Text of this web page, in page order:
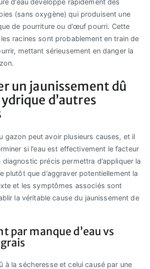
d’eau développe rapidement des
(sans oxygène) qui produisent une
de pourriture ou d’œuf pourri. Cette
racines sont probablement en train de
mettant sérieusement en danger la
un jaunissement dû
d’autres
gazon peut avoir plusieurs causes, et il
si l’eau est effectivement le facteur
précis permettra d’appliquer la
plutôt que d’aggraver potentiellement la
et les symptômes associés sont
la véritable cause du jaunissement de
par manque d’eau vs
à la sécheresse et celui causé par une